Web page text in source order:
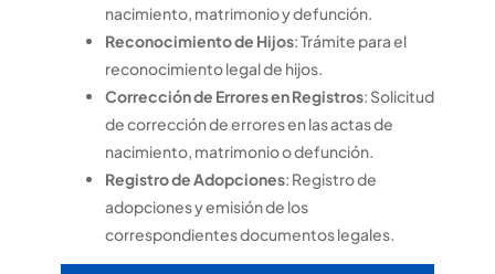
nacimiento, matrimonio y defunción.
Reconocimiento de Hijos: Trámite para el
reconocimiento legal de hijos.
Corrección de Errores en Registros: Solicitud
de corrección de errores en las actas de
nacimiento, matrimonio o defunción.
Registro de Adopciones: Registro de
adopciones y emisión de los
correspondientes documentos legales.